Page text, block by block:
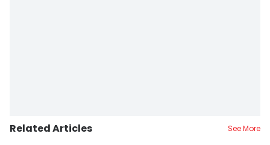
Related Articles See More